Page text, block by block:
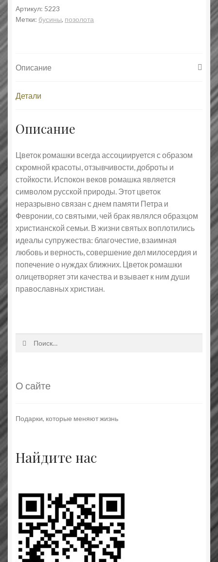
Артикул: 5223
Метки: бусины, позолота
Описание
Детали
Описание
Цветок ромашки всегда ассоциируется с образом
скромной красоты, отзывчивости, доброты и
стойкости. Испокон веков ромашка является
символом русской природы. Этот цветок
неразрывно связан с днем памяти Петра и
Февронии, со святыми, чей брак являлся образцом
христианской семьи. В жизни святых воплотились
идеалы супружества: благочестие, взаимная
любовь и верность, совершение дел милосердия и
попечение о нуждах ближних. Цветок ромашки
олицетворяет эти качества и взывает к ним души
православных христиан.
О сайте
Подарки, которые меняют жизнь
Найдите нас